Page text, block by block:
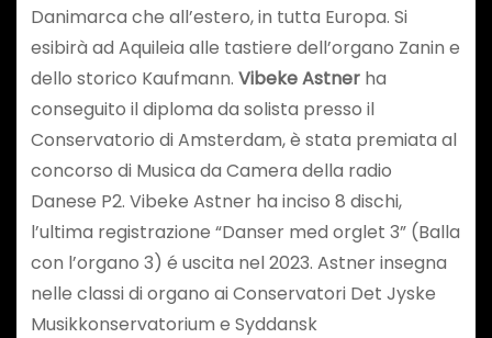
Danimarca che all’estero, in tutta Europa. Si
esibirà ad Aquileia alle tastiere dell’organo Zanin e
dello storico Kaufmann. Vibeke Astner ha
conseguito il diploma da solista presso il
Conservatorio di Amsterdam, è stata premiata al
concorso di Musica da Camera della radio
Danese P2. Vibeke Astner ha inciso 8 dischi,
l’ultima registrazione “Danser med orglet 3” (Balla
con l’organo 3) é uscita nel 2023. Astner insegna
nelle classi di organo ai Conservatori Det Jyske
Musikkonservatorium e Syddansk